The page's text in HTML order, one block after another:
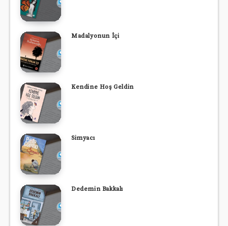
Madalyonun İçi
Kendine Hoş Geldin
Simyacı
Dedemin Bakkalı